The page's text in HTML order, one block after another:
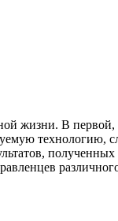
жизни. В первой,
технологию,